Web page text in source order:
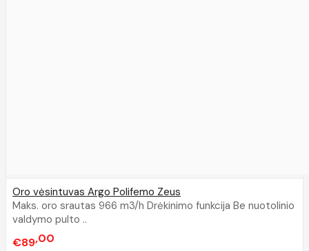
Oro vėsintuvas Argo Polifemo Zeus
Maks. oro srautas 966 m3/h Drėkinimo funkcija Be nuotolinio
valdymo pulto ..
€89 00